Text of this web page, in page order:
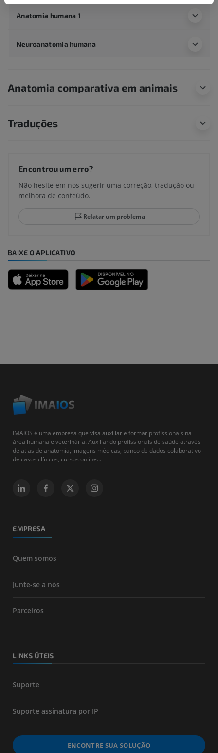
Anatomia humana 1
Neuroanatomia humana
Anatomia comparativa em animais
Traduções
Encontrou um erro?
Não hesite em nos sugerir uma correção, tradução ou
melhora de conteúdo.
Relatar um problema
BAIXE O APLICATIVO
IMAIOS é uma empresa que visa auxiliar e formar profissionais na
área humana e veterinária. Auxiliando profissionais de saúde através
de atlas de anatomia, imagens médicas, banco de dados colaborativo
de casos clínicos, cursos online...
EMPRESA
Quem somos
Junte-se a nós
Parceiros
LINKS ÚTEIS
Suporte
Suporte assinatura por IP
ENCONTRE SUA SOLUÇÃO